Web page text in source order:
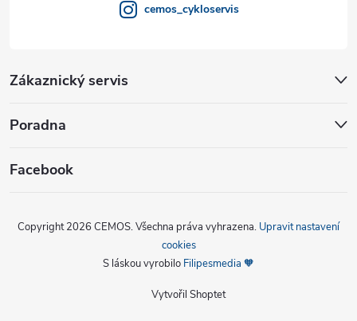
cemos_cykloservis
Zákaznický servis
Poradna
Facebook
Vytvořil Shoptet
Copyright 2026 CEMOS. Všechna práva vyhrazena. Upravit nastavení
cookies
S láskou vyrobilo Filipesmedia 🧡